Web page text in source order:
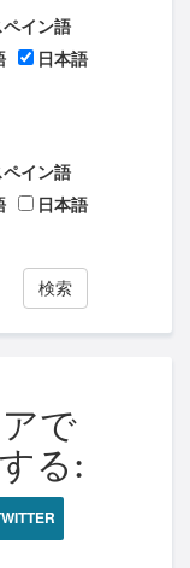
ペイン語
日本語
ペイン語
日本語
検索
で
る: